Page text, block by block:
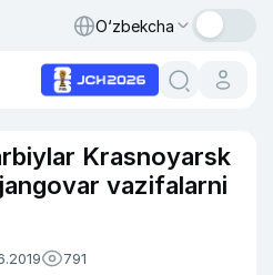
O‘zbekcha
Krasnoyarsk
vazifalarni
791